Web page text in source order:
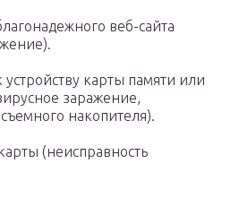
веб-сайта
карты памяти или
заражение,
накопителя).
(неисправность